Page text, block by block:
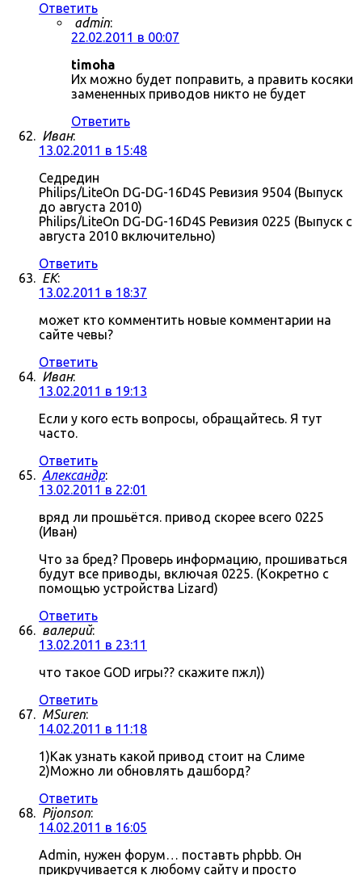
Ответить
admin:
22.02.2011 в 00:07
timoha
Их можно будет поправить, а править косяки
замененных приводов никто не будет
Ответить
Иван:
13.02.2011 в 15:48
Седредин
Philips/LiteOn DG-DG-16D4S Ревизия 9504 (Выпуск
до августа 2010)
Philips/LiteOn DG-DG-16D4S Ревизия 0225 (Выпуск с
августа 2010 включительно)
Ответить
ЕK:
13.02.2011 в 18:37
может кто комментить новые комментарии на
сайте чевы?
Ответить
Иван:
13.02.2011 в 19:13
Если у кого есть вопросы, обращайтесь. Я тут
часто.
Ответить
Александр:
13.02.2011 в 22:01
вряд ли прошьётся. привод скорее всего 0225
(Иван)
Что за бред? Проверь информацию, прошиваться
будут все приводы, включая 0225. (Кокретно с
помощью устройства Lizard)
Ответить
валерий:
13.02.2011 в 23:11
что такое GOD игры?? скажите пжл))
Ответить
MSuren:
14.02.2011 в 11:18
1)Как узнать какой привод стоит на Слиме
2)Можно ли обновлять дашборд?
Ответить
Pijonson:
14.02.2011 в 16:05
Admin, нужен форум… поставть phpbb. Он
прикручивается к любому сайту и просто